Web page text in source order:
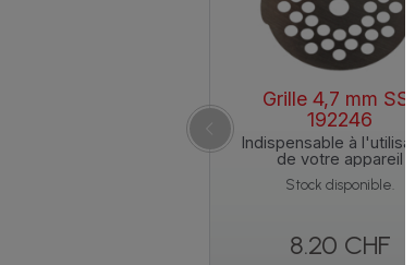
Grille 4,7 mm SS-
192246
Indispensable à l'utilisation
de votre appareil
Stock disponible.
8.20 CHF